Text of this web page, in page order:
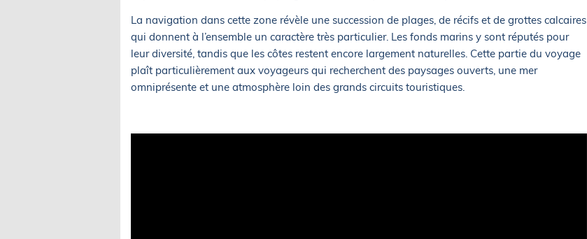
La navigation dans cette zone révèle une succession de plages, de récifs et de grottes calcaires
qui donnent à l’ensemble un caractère très particulier. Les fonds marins y sont réputés pour
leur diversité, tandis que les côtes restent encore largement naturelles. Cette partie du voyage
plaît particulièrement aux voyageurs qui recherchent des paysages ouverts, une mer
omniprésente et une atmosphère loin des grands circuits touristiques.